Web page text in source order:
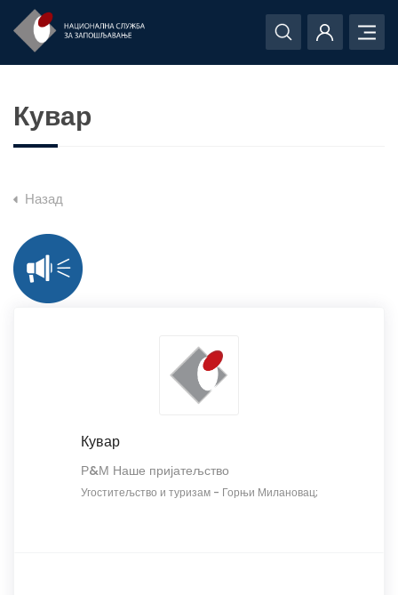
Кувар
Назад
Кувар
Р&М Наше пријатељство
Угоститељство и туризам- Горњи Милановац;